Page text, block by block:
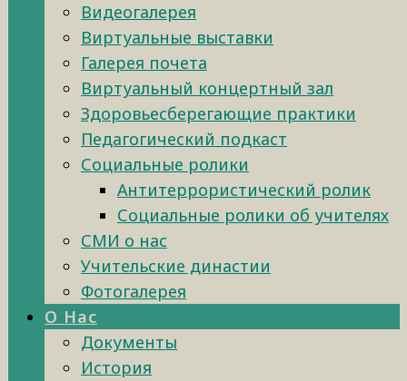
Видеогалерея
Виртуальные выставки
Галерея почета
Виртуальный концертный зал
Здоровьесберегающие практики
Педагогический подкаст
Социальные ролики
Антитеррористический ролик
Социальные ролики об учителях
СМИ о нас
Учительские династии
Фотогалерея
О Нас
Документы
История